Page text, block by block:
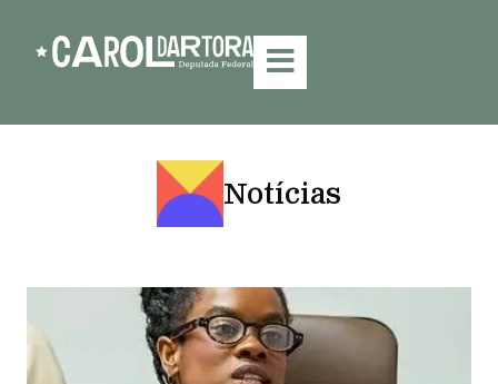
Notícias